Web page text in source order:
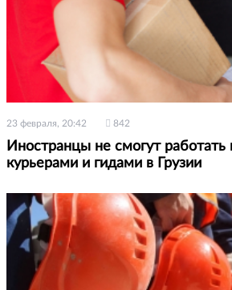
23 февраля, 20:42 842
Иностранцы не смогут работать
курьерами и гидами в Грузии